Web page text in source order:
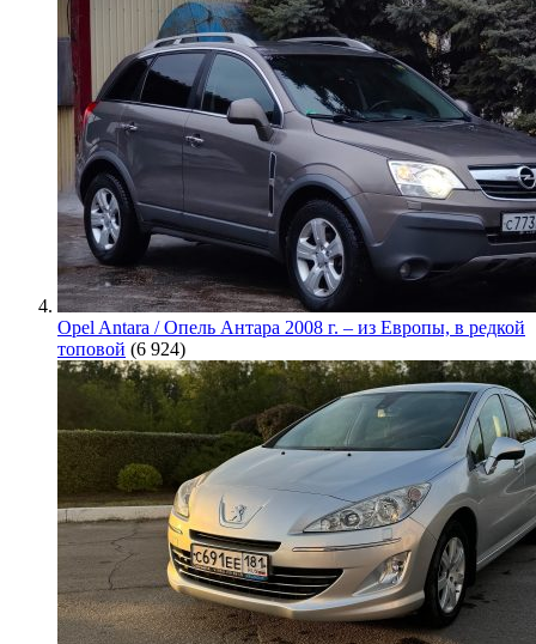
Opel Antara / Опель Антара 2008 г. – из Европы, в редкой
топовой (6 924)